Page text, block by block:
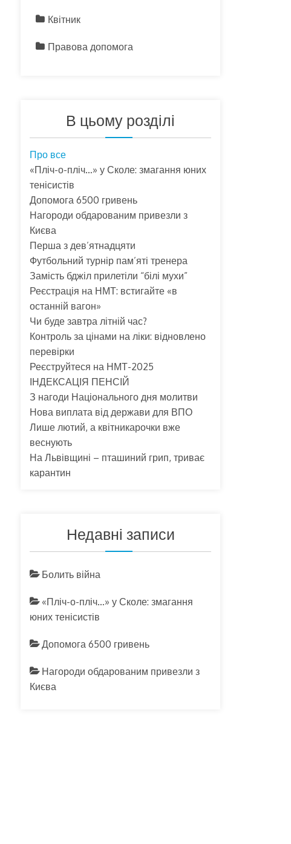
Квітник
Правова допомога
В цьому розділі
Про все
«Пліч-о-пліч…» у Сколе: змагання юних
тенісистів
Допомога 6500 гривень
Нагороди обдарованим привезли з
Києва
Перша з дев’ятнадцяти
Футбольний турнір пам’яті тренера
Замість бджіл прилетіли “білі мухи”
Реєстрація на НМТ: встигайте «в
останній вагон»
Чи буде завтра літній час?
Контроль за цінами на ліки: відновлено
перевірки
Реєструйтеся на НМТ-2025
ІНДЕКСАЦІЯ ПЕНСІЙ
З нагоди Національного дня молитви
Нова виплата від держави для ВПО
Лише лютий, а квітникарочки вже
веснують
На Львівщині – пташиний грип, триває
карантин
Недавні записи
Болить війна
«Пліч-о-пліч…» у Сколе: змагання
юних тенісистів
Допомога 6500 гривень
Нагороди обдарованим привезли з
Києва